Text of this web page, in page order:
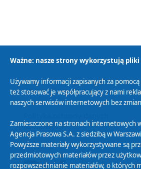
Polityka Prywatności
osobowych
Ważne: nasze strony wykorzystują pliki
Używamy informacji zapisanych za
też stosować je współpracujący z nami
naszych serwisów internetowych bez
Zamieszczone na stronach internetowych
Agencja Prasowa S.A. z siedzibą w
Powyższe materiały wykorzystywane są
przedmiotowych materiałów przez
rozpowszechnianie materiałów, o których